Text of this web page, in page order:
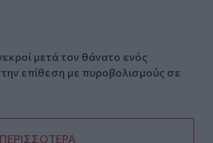
μετά τον θάνατο ενός
επίθεση με πυροβολισμούς σε
ΠΕΡΙΣΣΟΤΕΡΑ